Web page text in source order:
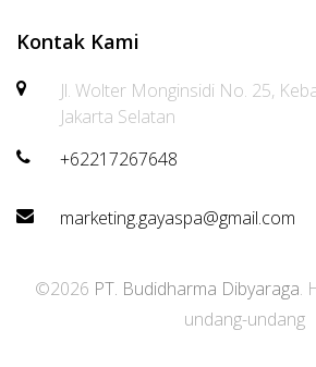
Kontak Kami
Jl. Wolter Monginsidi No. 25,
Jakarta Selatan
+62217267648
marketing.gayaspa@gmail.com
©2026 PT. Budidharma Dibyaraga.
undang-undang